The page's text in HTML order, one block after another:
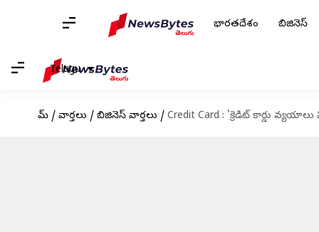
భారతదేశం బిజినెస్
Telugu
హోమ్ / వార్తలు / బిజినెస్ వార్తలు / Credit Card : 'క్రెడిట్‌ కార్డు